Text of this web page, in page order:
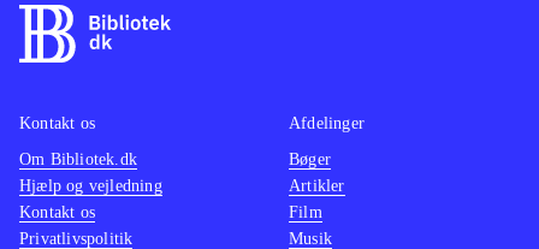
lækre grafik er spillet en direkte
filmisk oplevelse
leder tankerne hen på The Elder
Scrolls-serien og GTA-serien. Serien
findes også på en lang række
biblioteker
Kontakt os
Om Bibliotek.dk
Hjælp og vejledning
Kontakt os
Privatlivspolitik
Afdelinger
Bøger
Artikler
Film
Musik